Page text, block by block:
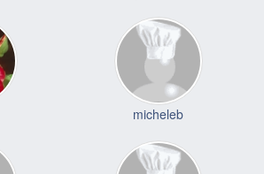
micheleb